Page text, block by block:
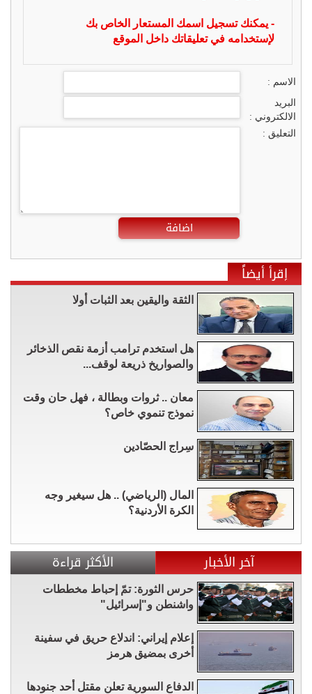
- يمكنك تسجيل اسمك المستعار الخاص بك
لإستخدامه في تعليقاتك داخل الموقع
الاسم :
البريد
الالكتروني :
التعليق :
اضافة
إقرأ أيضاً
الثقة واليقين بعد الثبات أولا
هل استخدم ترامب أزمة نقص الذخائر
والصواريخ ذريعة لوقف...
معان .. ثروات وبطالة ، فهل حان وقت
نموذج تنموي خاص؟
سِراج الحصّادين
المال (الرياضي) .. هل سيغير وجه
الكرة الأردنية؟
آخر الأخبار الأكثر قراءة
حرس الثورة: تمّ إحباط مخططات
واشنطن و"إسرائيل"
إعلام إيراني: اندلاع حريق في سفينة
أخرى بمضيق هرمز
الدفاع السورية تعلن مقتل أحد جنودها